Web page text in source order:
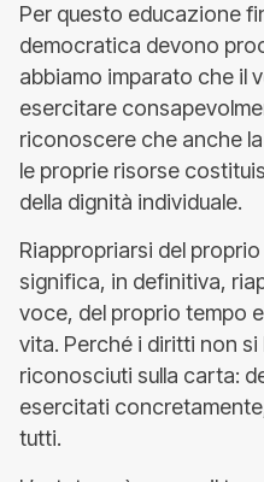
Per questo educazione
democratica devono
abbiamo imparato che il
esercitare
riconoscere che anche
le proprie risorse
della dignità individuale.
Riappropriarsi del
significa, in definitiva,
voce, del proprio tempo
vita. Perché i diritti non
riconosciuti sulla carta:
esercitati
tutti.